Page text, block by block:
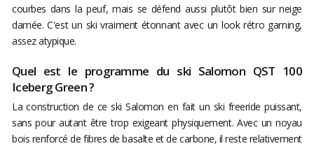
courbes dans la peuf, mais se défend aussi plutôt bien sur neige
damée. C'est un ski vraiment étonnant avec un look rétro gaming,
assez atypique.
Quel est le programme du ski Salomon QST 100
Iceberg Green ?
La construction de ce ski Salomon en fait un ski freeride puissant,
sans pour autant être trop exigeant physiquement. Avec un noyau
bois renforcé de fibres de basalte et de carbone, il reste relativement